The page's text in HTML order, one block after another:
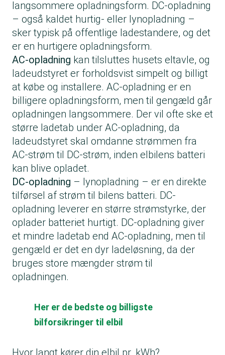
ladeboksen, så du kan scanne din ladebrik og
opladningen bliver afregnet efter dit eget
kundeforhold.
Hvis du bor i en boligforening uden mulighed
for opladning, kan det være en ide at
undersøge mulighederne for at opsætte
købte eller lejede dele-ladebokse til
foreningen.
langsommere opladningsform. DC-opladning
– også kaldet hurtig- eller lynopladning –
sker typisk på offentlige ladestandere, og det
er en hurtigere opladningsform.
AC-opladning kan tilsluttes husets eltavle, og
ladeudstyret er forholdsvist simpelt og billigt
at købe og installere. AC-opladning er en
billigere opladningsform, men til gengæld går
opladningen langsommere. Der vil ofte ske et
større ladetab under AC-opladning, da
ladeudstyret skal omdanne strømmen fra
AC-strøm til DC-strøm, inden elbilens batteri
kan blive opladet.
DC-opladning – lynopladning – er en direkte
tilførsel af strøm til bilens batteri. DC-
opladning leverer en større strømstyrke, der
oplader batteriet hurtigt. DC-opladning giver
et mindre ladetab end AC-opladning, men til
gengæld er det en dyr ladeløsning, da der
bruges store mængder strøm til
opladningen.
Her er de bedste og billigste
bilforsikringer til elbil